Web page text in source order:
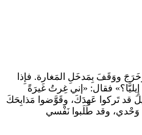
ووَقَفَ بِمَدخَلِ المَغارة. فإِذا
إِيليَّا؟» فقال: «إني غِرتُ غَيرَةً
قد تَركوا عَهدَكَ، وقَوَّضوا مَذابِحَكَ
وَحْدي، وقد طَلَبوا نَفْسي